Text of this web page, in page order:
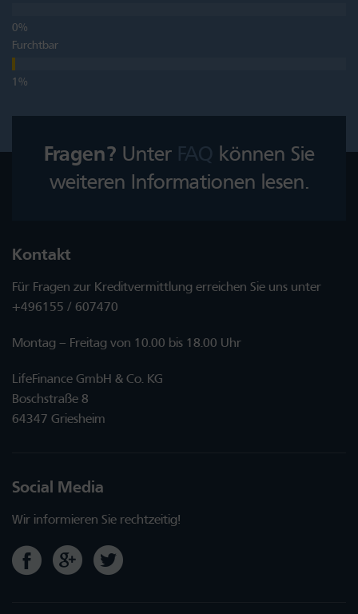
Furchtbar
Fragen? Unter FAQ können Sie
weiteren Informationen lesen.
Kontakt
Für Fragen zur Kreditvermittlung erreichen Sie uns unter
+496155 / 607470
Montag – Freitag von 10.00 bis 18.00 Uhr
LifeFinance GmbH & Co. KG
Boschstraße 8
64347 Griesheim
Social Media
Wir informieren Sie rechtzeitig!